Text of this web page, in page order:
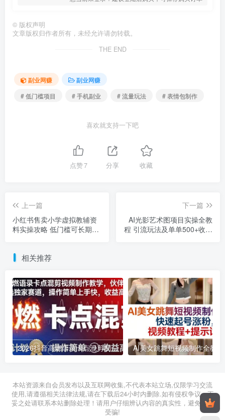
© 版权声明
文章版权归作者所有，未经允许请勿转载。
THE END
副业网赚
副业网赚
# 低门槛项目
# 手机副业 # 流量玩法 # 表情包制作
喜欢就支持一下吧
点赞7 分享 收藏
上一篇
小红书售卖小学虚拟教辅资
料实操攻略 低门槛可长期运
下一篇
AI光影艺术图项目实操全教
程 引流玩法及单单500+收益
相关推荐
2026抖音高燃语录卡点混剪制作教学 伙伴计划低门槛增收教程
2026年03月11日 2026年03月28日
本站资源来自会员发布以及互联网收集,不代表本站立场,仅限学习交流
使用,请遵循相关法律法规,请在下载后24小时内删除.如有侵权争议、不
妥之处请联系本站删除处理！请用户仔细辨认内容的真实性，避免上当
受骗!